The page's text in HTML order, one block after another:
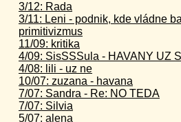
3/12: Rada
3/11: Leni - podnik, kde vládne
primitivizmus
11/09: kritika
4/09: SisSSSula - HAVANY UZ
4/08: lili - uz ne
10/07: zuzana - havana
7/07: Sandra - Re: NO TEDA
7/07: Silvia
5/07: alena